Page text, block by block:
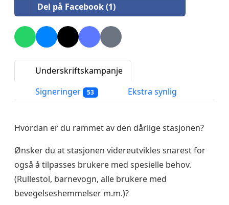
Del på Facebook (1)
Underskriftskampanje
Signeringer
53 Ekstra synlig
Hvordan er du rammet av den dårlige stasjonen?
Ønsker du at stasjonen videreutvikles snarest for
også å tilpasses brukere med spesielle behov.
(Rullestol, barnevogn, alle brukere med
bevegelseshemmelser m.m.)?